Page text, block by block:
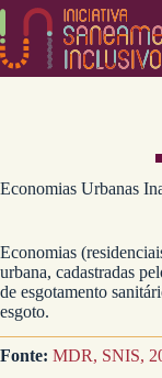
Pular
o
conteúdo
Economias Urbanas
Economias
urbana, cadastradas
de esgotamento
esgoto.
Fonte: MDR, SNIS,